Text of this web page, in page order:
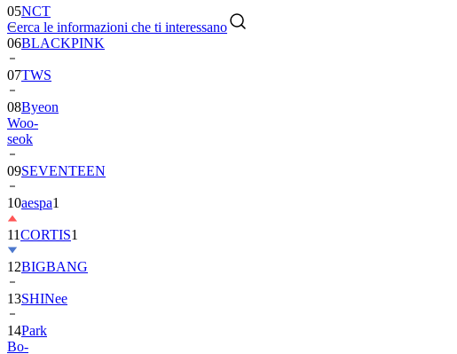
Cerca le informazioni che ti interessano
06BLACKPINK
07TWS
08Byeon
Woo-
seok
09SEVENTEEN
10aespa1
11CORTIS
12BIGBANG
13SHINee
14Park
Bo-
gum